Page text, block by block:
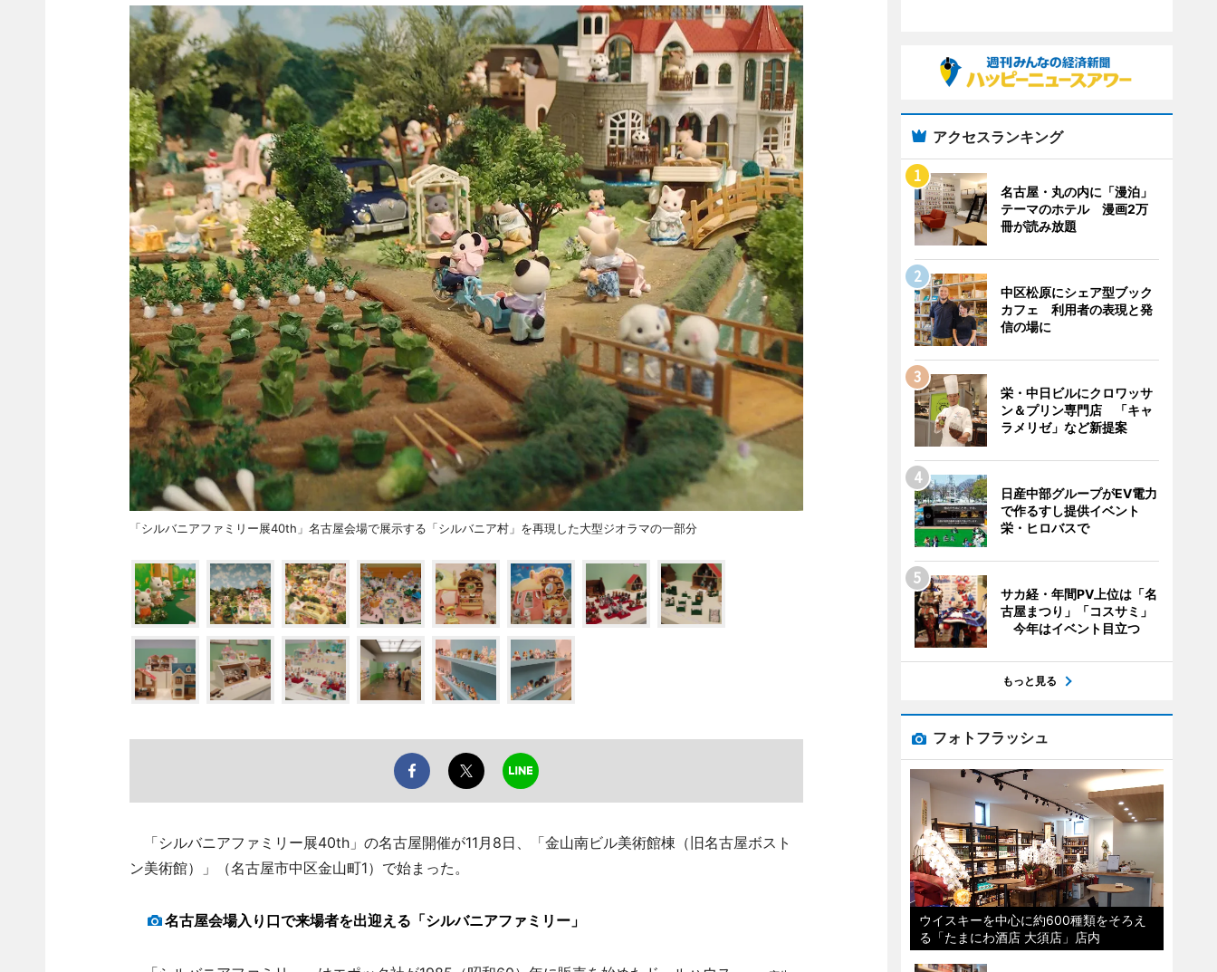
「シルバニアファミリー展40th」名古屋会場で展示する「シルバニア村」を再現した大型ジオラマの一部分
「シルバニアファミリー展40th」の名古屋開催が11月8日、「金山南ビル美術館棟（旧名古屋ボスト
ン美術館）」（名古屋市中区金山町1）で始まった。
名古屋会場入り口で来場者を出迎える「シルバニアファミリー」
アクセスランキング
名古屋・丸の内に「漫泊」
テーマのホテル 漫画2万
冊が読み放題
中区松原にシェア型ブック
カフェ 利用者の表現と発
信の場に
栄・中日ビルにクロワッサ
ン＆プリン専門店 「キャ
ラメリゼ」など新提案
日産中部グループがEV電力
で作るすし提供イベント
栄・ヒロバスで
サカ経・年間PV上位は「名
古屋まつり」「コスサミ」
今年はイベント目立つ
もっと見る
フォトフラッシュ
ウイスキーを中心に約600種類をそろえ
る「たまにわ酒店 大須店」店内